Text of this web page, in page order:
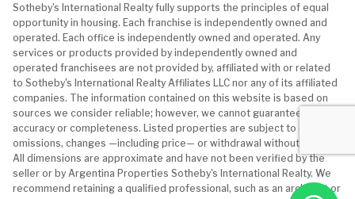
Sotheby's International Realty fully supports the principles of equal
opportunity in housing. Each franchise is independently owned and
operated. Each office is independently owned and operated. Any
services or products provided by independently owned and
operated franchisees are not provided by, affiliated with or related
to Sotheby's International Realty Affiliates LLC nor any of its affiliated
companies. The information contained on this website is based on
sources we consider reliable; however, we cannot guarantee its
accuracy or completeness. Listed properties are subject to errors,
omissions, changes —including price— or withdrawal without notice.
All dimensions are approximate and have not been verified by the
seller or by Argentina Properties Sotheby's International Realty. We
recommend retaining a qualified professional, such as an architect or